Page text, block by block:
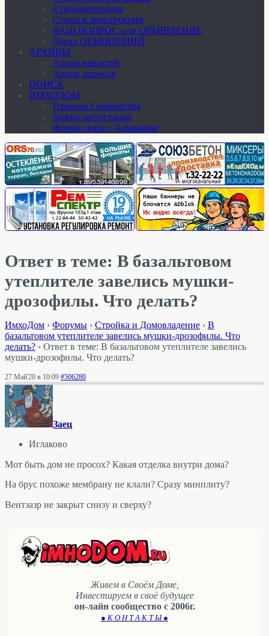
Стройматериалы
Стены и конструкции
ВАШ ВОПРОС или ОБЪЯВЛЕНИЕ
Доска ОБЪЯВЛЕНИЙ
АРХИВЫ
Архив новостей
Архив опросов
ПОИСК
ИМХОДОМ
Правила Сообщества
Бизнес-интеграция
Форма связи с Админами
Ответ в теме: В базальтовом
утеплителе завелись мушки-
дрозофилы. Что делать?
ИмхоДом › Форумы › Стройка и Домовладение › В
базальтовом утеплителе завелись мушки-дрозофилы. Что
делать? › Ответ в теме: В базальтовом утеплителе завелись
мушки-дрозофилы. Что делать?
27 Май'20 в 10:09 #506280
Заец
Иглаково
Мот быть дом не просох? Какая отделка внутри дома?
На брус похоже мембрану не клали? Сразу минплиту?
Вентзазр не закрыт снизу и сверху?
Живем в Своём Доме,
Инвестируем в своё будущее
он-лайн сообщество с 2006г.
● К О Н Т А К Т Ы ●